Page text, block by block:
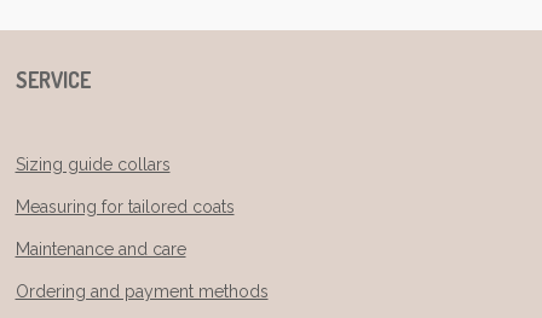
SERVICE
Sizing guide collars
Measuring for tailored coats
Maintenance and care
Ordering and payment methods